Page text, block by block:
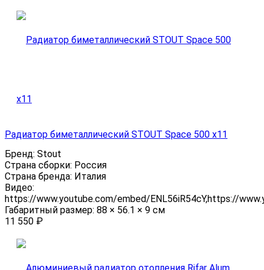
Радиатор биметаллический STOUT Space 500 x11
Бренд: Stout
Страна сборки: Россия
Страна бренда: Италия
Видео:
https://www.youtube.com/embed/ENL56iR54cY,https://
Габаритный размер: 88 × 56.1 × 9 см
11 550 ₽